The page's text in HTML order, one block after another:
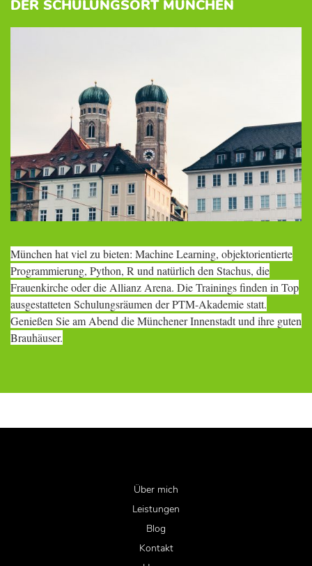
DER SCHULUNGSORT MÜNCHEN
München hat viel zu bieten: Machine Learning, objektorientierte
Programmierung, Python, R und natürlich den Stachus, die
Frauenkirche oder die Allianz Arena. Die Trainings finden in Top
ausgestatteten Schulungsräumen der PTM-Akademie statt.
Genießen Sie am Abend die Münchener Innenstadt und ihre guten
Brauhäuser.
Über mich
Leistungen
Blog
Kontakt